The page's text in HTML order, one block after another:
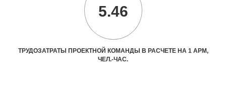
5.46
ТРУДОЗАТРАТЫ ПРОЕКТНОЙ КОМАНДЫ В РАСЧЕТЕ НА 1 АРМ,
ЧЕЛ.-ЧАС.